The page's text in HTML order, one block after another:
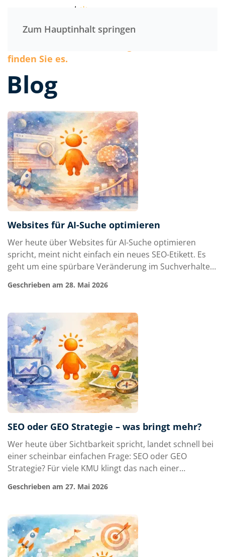
Zum Hauptinhalt springen
finden Sie es.
Blog
Websites für AI-Suche optimieren
Wer heute über Websites für AI-Suche optimieren
spricht, meint nicht einfach ein neues SEO-Etikett. Es
geht um eine spürbare Veränderung im Suchverhalten:
direkte Antworten und verlassen sich zunehmend auf
bewerten. Für KMU mit erkläru…
Geschrieben am 28. Mai 2026
SEO oder GEO Strategie – was bringt mehr?
Wer heute über Sichtbarkeit spricht, landet schnell bei
einer scheinbar einfachen Frage: SEO oder GEO
Strategie? Für viele KMU klingt das nach einer
Suchmaschinenoptimierung oder neue Sichtbarkeit in
spektakulär, aber strategisch deutlich relevante…
Geschrieben am 27. Mai 2026